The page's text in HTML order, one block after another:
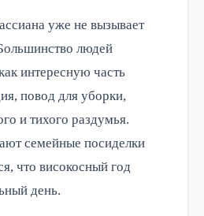
уже не вызывает
людей
интересную часть
повод для уборки,
и тихого раздумья.
семейные посиделки
что високосный год
день.